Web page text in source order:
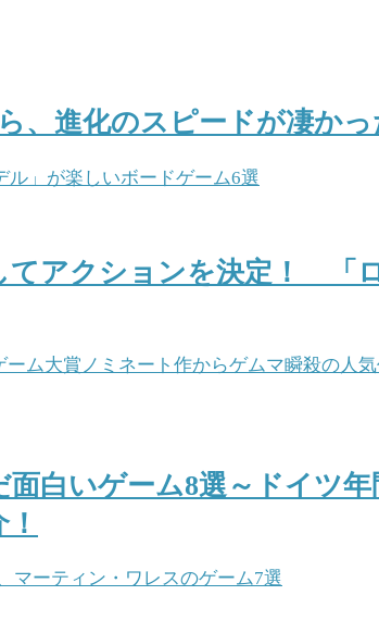
、進化のスピードが凄かっ
てアクションを決定！ 「
面白いゲーム8選～ドイツ